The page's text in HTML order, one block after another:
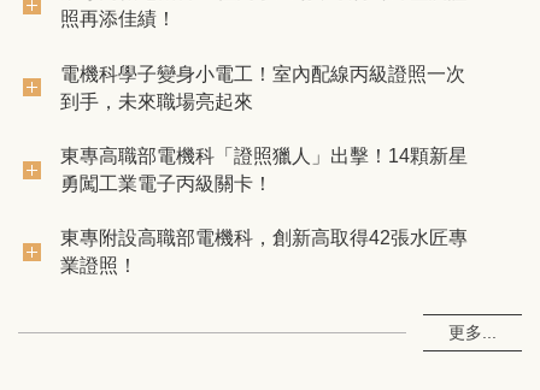
照再添佳績！
電機科學子變身小電工！室內配線丙級證照一次
到手，未來職場亮起來
東專高職部電機科「證照獵人」出擊！14顆新星
勇闖工業電子丙級關卡！
東專附設高職部電機科，創新高取得42張水匠專
業證照！
更多...